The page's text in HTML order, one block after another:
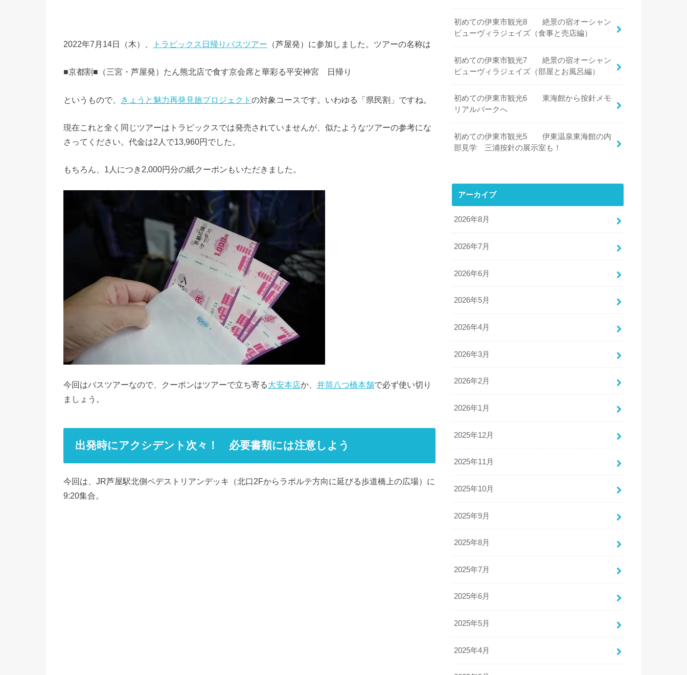
2022年7月14日（木）、 トラピックス日帰りバスツアー （芦屋発）に参加しました。ツアーの名称は
■京都割■（三宮・芦屋発）たん熊北店で食す京会席と華彩る平安神宮 日帰り
というもので、 きょうと魅力再発見旅プロジェクト の対象コースです。いわゆる「県民割」ですね。
現在これと全く同じツアーはトラピックスでは発売されていませんが、似たようなツアーの参考にな
さってください。代金は2人で13,960円でした。
もちろん、1人につき2,000円分の紙クーポンもいただきました。
今回はバスツアーなので、クーポンはツアーで立ち寄る大安本店か、 井筒八つ橋本舗で必ず使い切り
ましょう。
出発時にアクシデント次々！ 必要書類には注意しよう
今回は、JR芦屋駅北側ペデストリアンデッキ（北口2Fからラポルテ方向に延びる歩道橋上の広場）に
9:20集合。
初めての伊東市観光8 絶景の宿オーシャン
ビューヴィラジェイズ（食事と売店編）
初めての伊東市観光7 絶景の宿オーシャン
ビューヴィラジェイズ（部屋とお風呂編）
初めての伊東市観光6 東海館から按針メモ
リアルパークへ
初めての伊東市観光5 伊東温泉東海館の内
部見学 三浦按針の展示室も！
アーカイブ
2026年8月
2026年7月
2026年6月
2026年5月
2026年4月
2026年3月
2026年2月
2026年1月
2025年12月
2025年11月
2025年10月
2025年9月
2025年8月
2025年7月
2025年6月
2025年5月
2025年4月